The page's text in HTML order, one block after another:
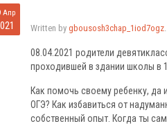
Апр
Written by gbousosh3chap_1iod7ogz
08.04.2021 родители
проходившей в здании школы в
Как помочь своему ребенку, да
ОГЭ? Как избавиться от
собственный опыт. Когда ты